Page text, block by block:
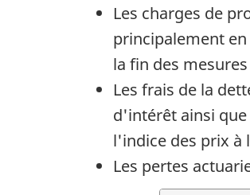
Les charges de
principalement
la fin des
Les frais de la
d'intérêt ainsi
l'indice des prix à
Les pertes